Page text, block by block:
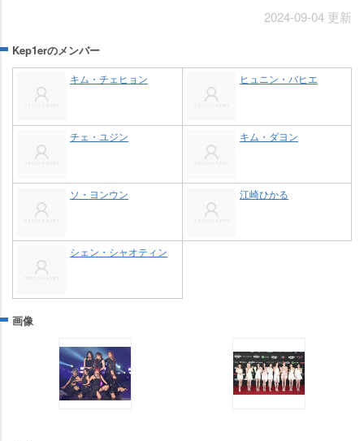
2024-09-04 更新
Kep1erのメンバー
キム・チェヒョン ヒュニン・バヒエ
チェ・ユジン キム・ダヨン
ソ・ヨンウン 江崎ひかる
シェン・シャオティン
画像